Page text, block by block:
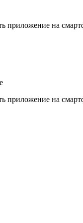
приложение на
приложение на